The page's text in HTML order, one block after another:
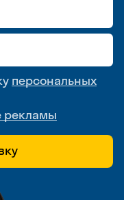
персональных
рекламы